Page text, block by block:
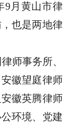
9月黄山市律
也是两地律
师事务所、
徽望庭律师
徽英腾律师
环境、党建